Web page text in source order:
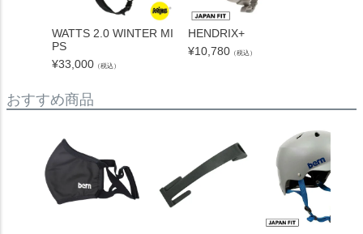
WATTS 2.0 WINTER MI
PS
¥33,000 （税込）
HENDRIX+
¥10,780 （税込）
おすすめ商品